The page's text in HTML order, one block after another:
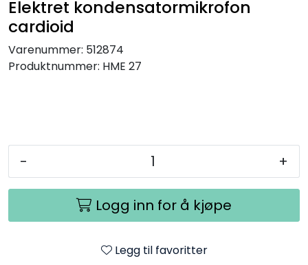
Elektret kondensatormikrofon
cardioid
Varenummer: 512874
Produktnummer: HME 27
- +
Logg inn for å kjøpe
Legg til favoritter